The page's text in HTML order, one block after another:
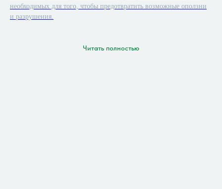
необходимых для того, чтобы предотвратить возможные оползни
и разрушения.
Читать полностью